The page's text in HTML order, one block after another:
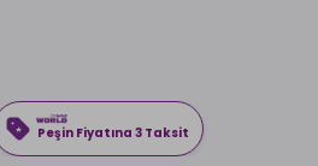
Peşin Fiyatına 3 Taksit